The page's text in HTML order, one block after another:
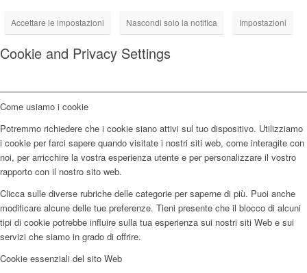
Accettare le impostazioni Nascondi solo la notifica Impostazioni
Cookie and Privacy Settings
Come usiamo i cookie
Potremmo richiedere che i cookie siano attivi sul tuo dispositivo. Utilizziamo
i cookie per farci sapere quando visitate i nostri siti web, come interagite con
noi, per arricchire la vostra esperienza utente e per personalizzare il vostro
rapporto con il nostro sito web.
Clicca sulle diverse rubriche delle categorie per saperne di più. Puoi anche
modificare alcune delle tue preferenze. Tieni presente che il blocco di alcuni
tipi di cookie potrebbe influire sulla tua esperienza sui nostri siti Web e sui
servizi che siamo in grado di offrire.
Cookie essenziali del sito Web